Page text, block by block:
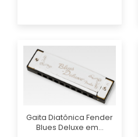
Gaita Diatônica Fender
Blues Deluxe em...